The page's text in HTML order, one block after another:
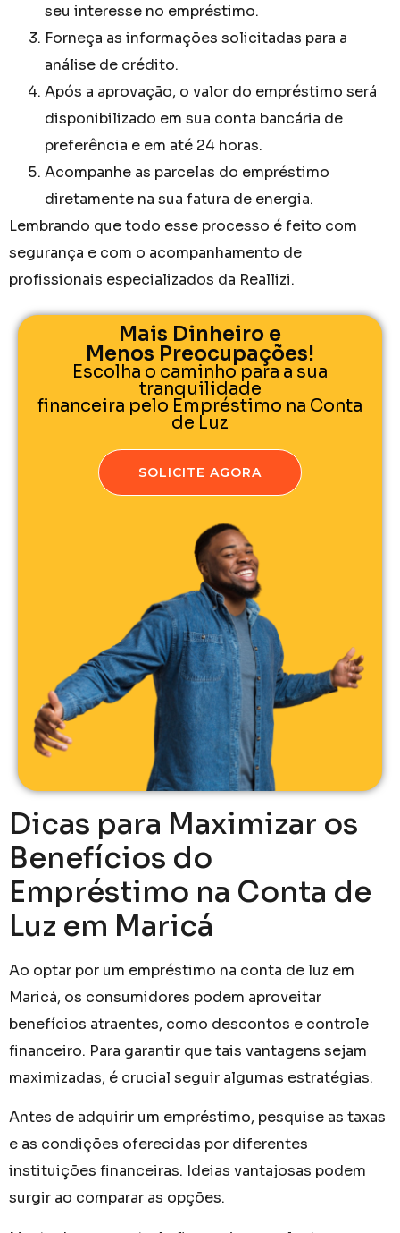
seu interesse no empréstimo.
Forneça as informações solicitadas para a
análise de crédito.
Após a aprovação, o valor do empréstimo será
disponibilizado em sua conta bancária de
preferência e em até 24 horas.
Acompanhe as parcelas do empréstimo
diretamente na sua fatura de energia.
Lembrando que todo esse processo é feito com
segurança e com o acompanhamento de
profissionais especializados da Reallizi.
Mais Dinheiro e
Menos Preocupações!
Escolha o caminho para a sua
tranquilidade
financeira pelo Empréstimo na Conta
de Luz
SOLICITE AGORA
Dicas para Maximizar os
Benefícios do
Empréstimo na Conta de
Luz em Maricá
Ao optar por um empréstimo na conta de luz em
Maricá, os consumidores podem aproveitar
benefícios atraentes, como descontos e controle
financeiro. Para garantir que tais vantagens sejam
maximizadas, é crucial seguir algumas estratégias.
Antes de adquirir um empréstimo, pesquise as taxas
e as condições oferecidas por diferentes
instituições financeiras. Ideias vantajosas podem
surgir ao comparar as opções.